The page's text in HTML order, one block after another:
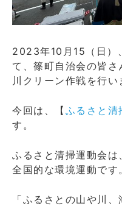
2023年10月15（日）
て、篠町自治会の皆
川クリーン作戦を行い
今回は、【 ふるさと清
す。
ふるさと清掃運動会は
全国的な環境運動です
「ふるさとの山や川